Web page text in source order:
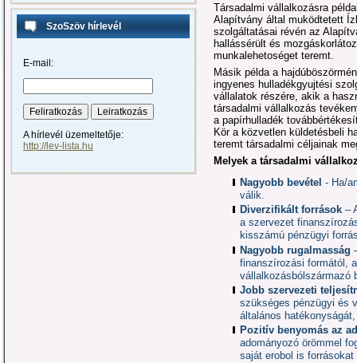
SzoSzöv hírlevél
E-mail:
A hírlevél üzemeltetője:
http://lev-lista.hu
Társadalmi vállalkozásra
Alapítvány által muködtetett
szolgáltatásai révén az
hallássérült és
munkalehetoséget teremt.
Másik példa a
ingyenes hulladékgyujtési
vállalatok részére, akik a
társadalmi vállalkozás
a papírhulladék
Kör a közvetlen küldetésbeli
teremt társadalmi céljainak
Melyek a társadalmi
Nagyobb bevétel - Ha/
válik.
Diverzifikált források –
a szervezet
kisszámú pénzügyi
Nagyobb rugalmasság
finanszírozási formától,
vállalkozásbólszármazó
Jobb szervezeti
szükséges pénzügyi és
általános
Pozitív benyomás az
adományozó örömmel
saját erobol is